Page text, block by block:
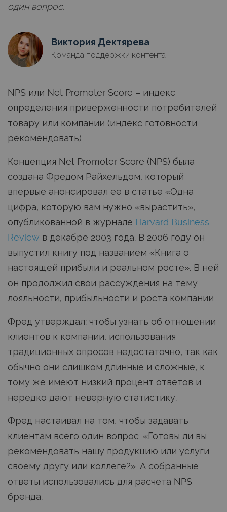
один вопрос.
Виктория Дектярева
Команда поддержки контента
NPS или Net Promoter Score – индекс
определения приверженности потребителей
товару или компании (индекс готовности
рекомендовать).
Концепция Net Promoter Score (NPS) была
создана Фредом Райхельдом, который
впервые анонсировал ее в статье «Одна
цифра, которую вам нужно «вырастить»,
опубликованной в журнале Harvard Business
Review в декабре 2003 года. В 2006 году он
выпустил книгу под названием «Книга о
настоящей прибыли и реальном росте». В ней
он продолжил свои рассуждения на тему
лояльности, прибыльности и роста компании.
Фред утверждал: чтобы узнать об отношении
клиентов к компании, использования
традиционных опросов недостаточно, так как
обычно они слишком длинные и сложные, к
тому же имеют низкий процент ответов и
нередко дают неверную статистику.
Фред настаивал на том, чтобы задавать
клиентам всего один вопрос: «Готовы ли вы
рекомендовать нашу продукцию или услуги
своему другу или коллеге?». А собранные
ответы использовались для расчета NPS
бренда.